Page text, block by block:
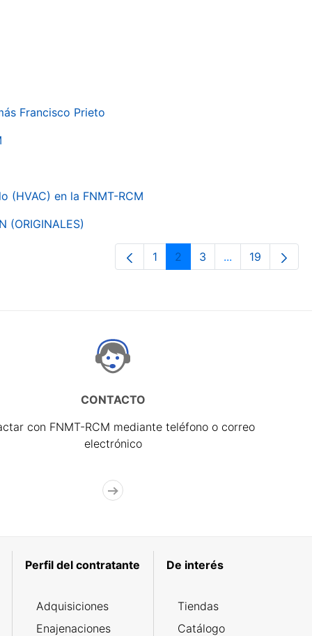
Francisco Prieto
(HVAC) en la FNMT-RCM
Página
1 Página
2 Página
3 ...PáginasPágina
19
CONTACTO
con FNMT-RCM mediante teléfono o correo
electrónico
Perfil del contratante
Adquisiciones
Enajenaciones
De interés
Tiendas
Catálogo